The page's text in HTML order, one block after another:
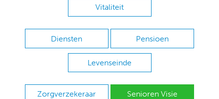
Vitaliteit
Diensten Pensioen
Levenseinde
Zorgverzekeraar Senioren Visie